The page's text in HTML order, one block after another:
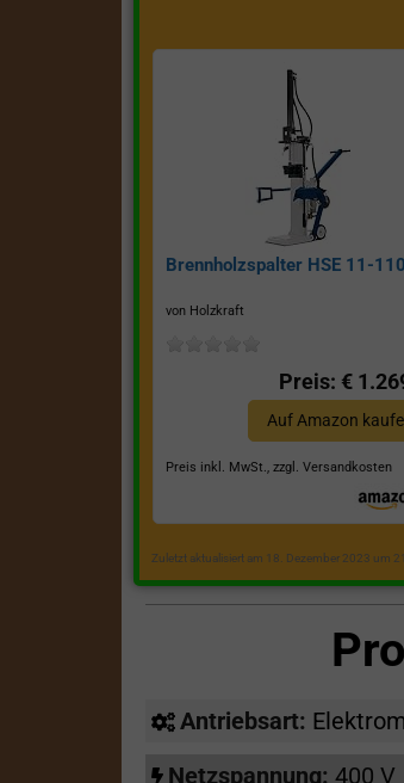
Brennholzspalter HSE 11-
von Holzkraft
Preis: €
Auf Amazon
Preis inkl. MwSt., zzgl. Versandkosten
Zuletzt aktualisiert am 18. Dezember 2023 um
Antriebsart:
Netzspannung: 400 V